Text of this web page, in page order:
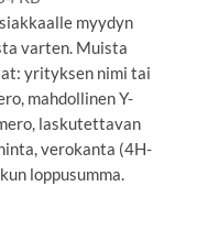
myydyn
varten. Muista
yrityksen nimi tai
mahdollinen Y-
laskutettavan
verokanta (4H-
loppusumma.